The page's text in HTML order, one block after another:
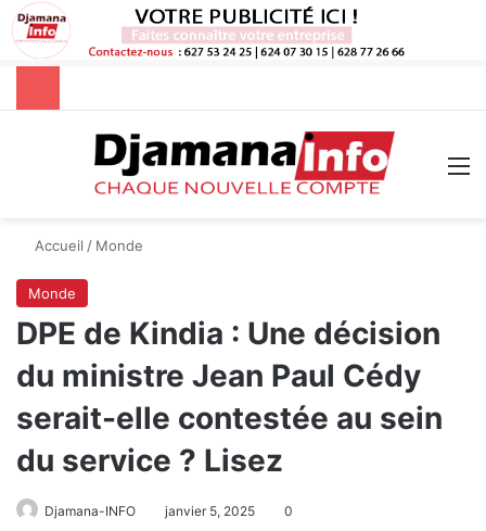
Rechercher
Accueil / Monde
Monde
DPE de Kindia : Une décision
du ministre Jean Paul Cédy
serait-elle contestée au sein
du service ? Lisez
Djamana-INFO janvier 5, 2025 0